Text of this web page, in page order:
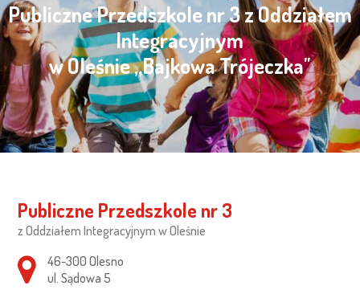
Publiczne Przedszkole nr 3 z Oddziałem
Integracyjnym
w Oleśnie „Bajkowa Trójeczka"
Publiczne Przedszkole nr 3
z Oddziałem Integracyjnym w Oleśnie
Adres pocztowy:
46-300 Olesno
ul. Sądowa 5